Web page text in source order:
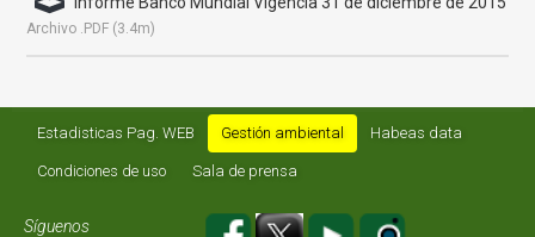
Archivo .PDF (3.4m)
Estadisticas Pag. WEB Gestión ambiental Habeas data
Condiciones de uso Sala de prensa
Síguenos